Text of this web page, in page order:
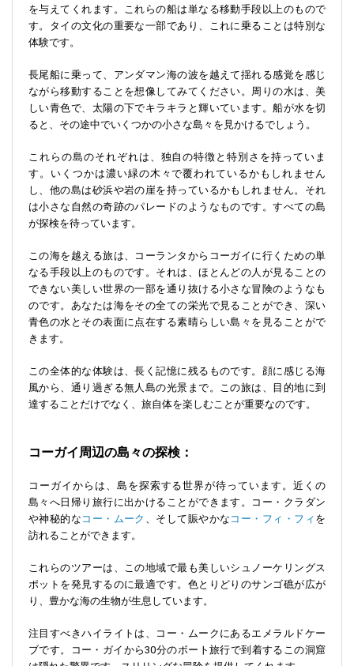
を与えてくれます。これらの船は単なる移動手段以上のもので
す。タイの文化の重要な一部であり、これに乗ることは特別な
体験です。
長尾船に乗って、アンダマン海の波を越えて揺れる感覚を感じ
ながら移動することを想像してみてください。周りの水は、美
しい青色で、太陽の下でキラキラと輝いています。船が水を切
ると、その途中でいくつかの小さな島々を見かけるでしょう。
これらの島のそれぞれは、独自の特徴と特別さを持っていま
す。いくつかは濃い緑の木々で覆われているかもしれません
し、他の島は砂浜や岩の崖を持っているかもしれません。それ
は小さな自然の奇跡のパレードのようなものです。すべての島
が探検を待っています。
この海を越える旅は、コーランタからコーガイに行くための単
なる手段以上のものです。それは、ほとんどの人が見ることの
できない美しい世界の一部を通り抜ける小さな冒険のようなも
のです。あなたは海をその全ての栄光で見ることができ、深い
青色の水とその表面に点在する素晴らしい島々を見ることがで
きます。
この全体的な体験は、長く記憶に残るものです。顔に感じる海
風から、通り過ぎる無人島の光景まで。この旅は、目的地に到
達することだけでなく、旅自体を楽しむことが重要なのです。
コーガイ周辺の島々の探検：
コーガイからは、島を探索する世界が待っています。近くの
島々へ日帰り旅行に出かけることができます。コー・クラダン
や神秘的な コー・ムーク 、そして賑やかな コー・フィ・フィ を
訪れることができます。
これらのツアーは、この地域で最も美しいシュノーケリングス
ポットを発見するのに最適です。色とりどりのサンゴ礁が広が
り、豊かな海の生物が生息しています。
注目すべきハイライトは、コー・ムークにあるエメラルドケー
ブです。コー・ガイから30分のボート旅行で到着するこの洞窟